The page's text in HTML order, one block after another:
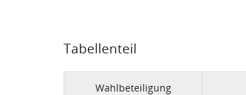
Tabellenteil
Wahlbeteiligung